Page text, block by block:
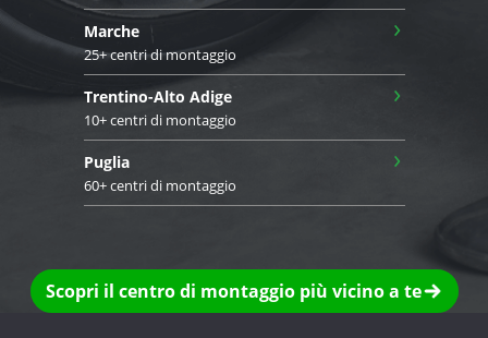
Marche
25+ centri di montaggio
›
Trentino-Alto Adige
10+ centri di montaggio
›
Puglia
60+ centri di montaggio
›
Scopri il centro di montaggio più vicino a te